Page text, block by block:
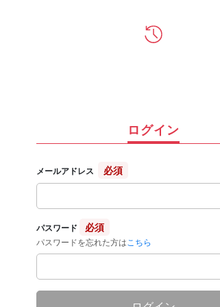
ログイン
メールアドレス 必須
パスワード 必須
パスワードを忘れた方は こちら